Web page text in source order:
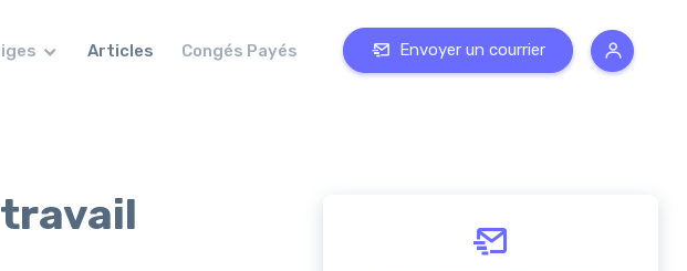
Articles Congés Payés Envoyer un courrier